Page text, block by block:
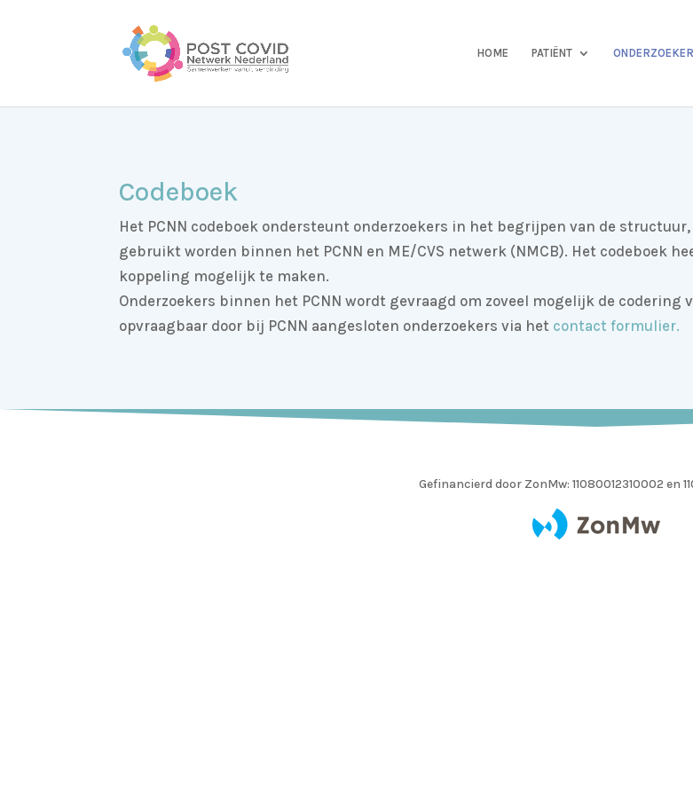
HOME PATIËNT ONDERZOEKER
Codeboek
Het PCNN codeboek ondersteunt onderzoekers in het begrijpen van de
gebruikt worden binnen het PCNN en ME/CVS netwerk (NMCB). Het codeboek
koppeling mogelijk te maken.
Onderzoekers binnen het PCNN wordt gevraagd om zoveel mogelijk de codering
opvraagbaar door bij PCNN aangesloten onderzoekers via het contact formulier.
Gefinancierd door ZonMw: 11080012310002 en